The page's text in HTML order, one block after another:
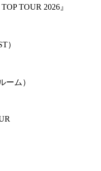
TOUR 2026』
）
ーム）